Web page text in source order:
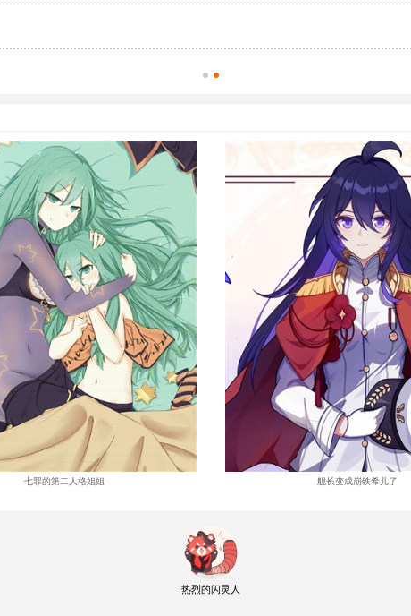
七罪的第二人格姐姐 舰长变成崩铁希儿了
热烈的闪灵人